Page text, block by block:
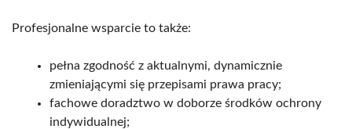
Profesjonalne wsparcie to także:
pełna zgodność z aktualnymi, dynamicznie
zmieniającymi się przepisami prawa pracy;
fachowe doradztwo w doborze środków ochrony
indywidualnej;